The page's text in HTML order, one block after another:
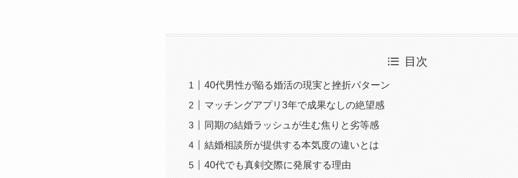
目次
40代男性が陥る婚活の現実と挫折パターン
マッチングアプリ3年で成果なしの絶望感
同期の結婚ラッシュが生む焦りと劣等感
結婚相談所が提供する本気度の違いとは
40代でも真剣交際に発展する理由